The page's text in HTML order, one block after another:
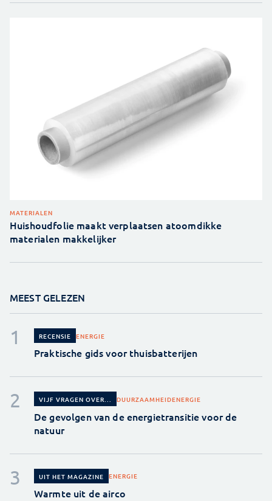
MATERIALEN
Huishoudfolie maakt verplaatsen atoomdikke
materialen makkelijker
MEEST GELEZEN
RECENSIE ENERGIE
Praktische gids voor thuisbatterijen
VIJF VRAGEN OVER... DUURZAAMHEIDENERGIE
De gevolgen van de energietransitie voor de
natuur
UIT HET MAGAZINE ENERGIE
Warmte uit de airco